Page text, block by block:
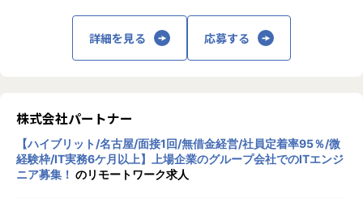
95％（2024年8月時点／1年以内）
y／Vue／AWS）
・自社ECサイトの新規立ち上げ（要件定義～運用／TypeScr
ipt、GCP）
・大手メーカー向け製造システムの業務改善プロジェクト
詳細を見る 応募する
株式会社パートナー
【ハイブリット/名古屋/面接1回/無借金経営/社員定着率95％/微
経験枠/IT実務6ケ月以上】上場企業のグループ会社でのITエンジ
ニア募集！ のリモートワーク求人